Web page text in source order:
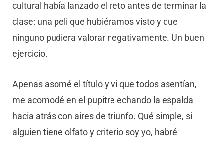
cultural había lanzado el reto antes de terminar la
clase: una peli que hubiéramos visto y que
ninguno pudiera valorar negativamente. Un buen
ejercicio.
Apenas asomé el título y vi que todos asentían,
me acomodé en el pupitre echando la espalda
hacia atrás con aires de triunfo. Qué simple, si
alguien tiene olfato y criterio soy yo, habré